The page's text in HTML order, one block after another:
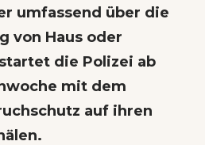
umfassend über die
von Haus oder
die Polizei ab
mit dem
auf ihren